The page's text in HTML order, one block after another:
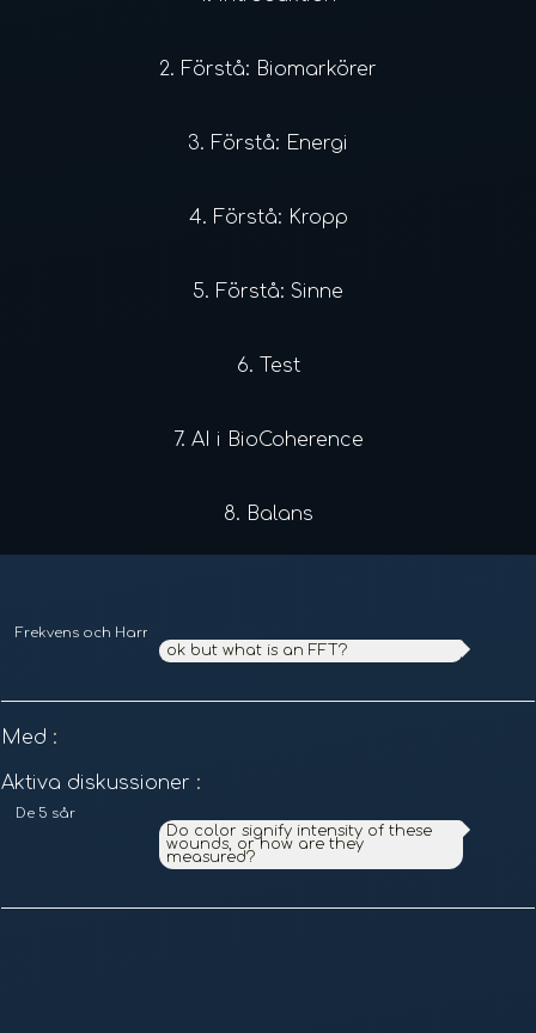
2. Förstå: Biomarkörer
3. Förstå: Energi
4. Förstå: Kropp
5. Förstå: Sinne
6. Test
7. AI i BioCoherence
8. Balans
Frekvens och Harmonisk Analys
ok but what is an FFT?
Med :
Aktiva diskussioner :
De 5 sår
Do color signify intensity of these
wounds, or how are they
measured?